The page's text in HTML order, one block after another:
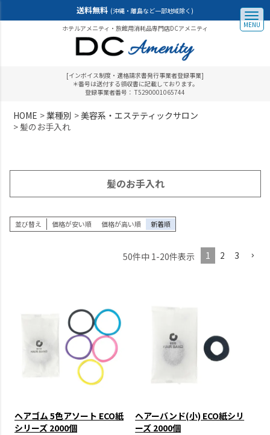
送料無料 (沖縄・離島など一部地域除く)
ホテルアメニティ・旅館用消耗品専門店DCアメニティ
[インボイス制度・適格請求書発行事業者登録事業]
＊番号は送付する領収書に記載しております。
登録事業者番号： T5290001065744
MENU
HOME 業種別
美容系・エステティックサロン
髪のお手入れ
髪のお手入れ
並び替え 価格が安い順 価格が高い順 新着順
50件中 1 -20件表示 1 2 3
ヘアゴム 5色アソート ECO紙
シリーズ 2000個
ヘアーバンド(小) ECO紙シリ
ーズ 2000個